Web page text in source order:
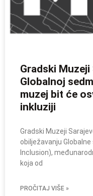
Gradski
Globalnoj
muzej bit će
inkluziji
Gradski Muzeji
obilježavanju
Inclusion),
koja od
PROČITAJ VIŠE »